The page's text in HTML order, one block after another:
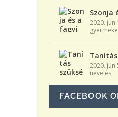
Szonja
2020. jún
2020. jún
nevelés
FACEBOOK